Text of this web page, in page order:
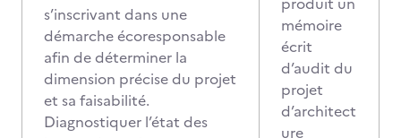
s’inscrivant dans une
démarche écoresponsable
afin de déterminer la
dimension précise du projet
et sa faisabilité.
Diagnostiquer l’état des
mémoire
écrit
d’audit du
projet
d’architect
ure